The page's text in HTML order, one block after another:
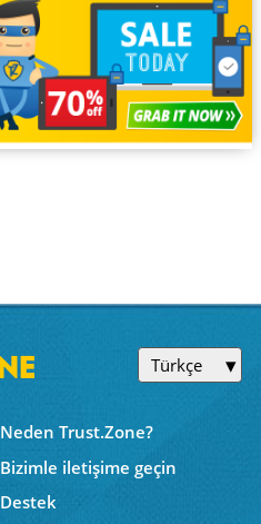
Türkçe
Neden Trust.Zone?
Bizimle iletişime geçin
Destek